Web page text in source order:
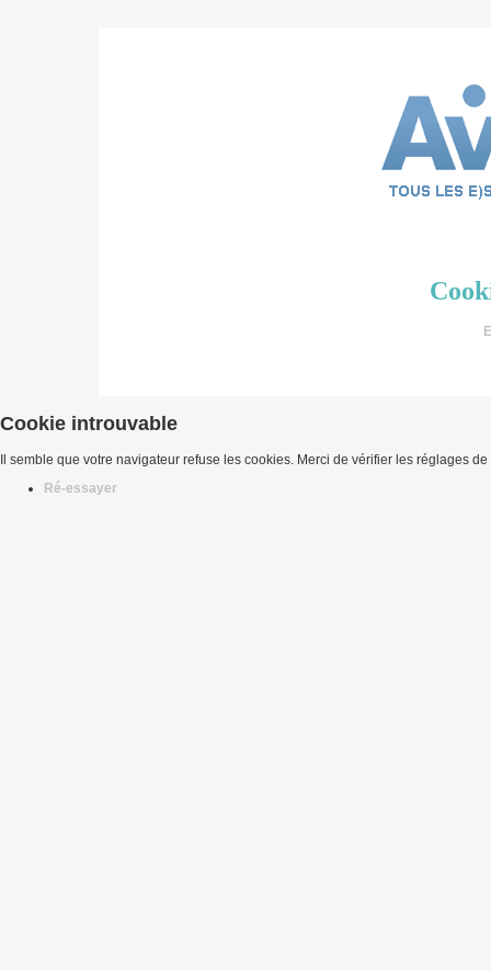
Cookie introuvable
Il semble que votre navigateur refuse les cookies. Merci de vérifier les réglages
Ré-essayer